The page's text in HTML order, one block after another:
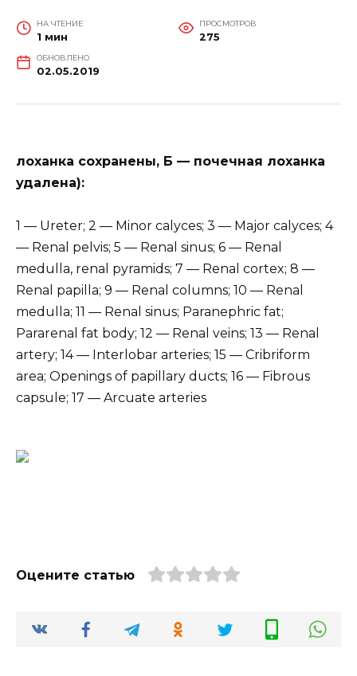
НА ЧТЕНИЕ
1 мин
ПРОСМОТРОВ
275
ОБНОВЛЕНО
02.05.2019
лоханка сохранены, Б — почечная лоханка
удалена):
1 — Ureter; 2 — Minor calyces; 3 — Major calyces; 4
— Renal pelvis; 5 — Renal sinus; 6 — Renal
medulla, renal pyramids; 7 — Renal cortex; 8 —
Renal papilla; 9 — Renal columns; 10 — Renal
medulla; 11 — Renal sinus; Paranephric fat;
Pararenal fat body; 12 — Renal veins; 13 — Renal
artery; 14 — Interlobar arteries; 15 — Cribriform
area; Openings of papillary ducts; 16 — Fibrous
capsule; 17 — Arcuate arteries
Оцените статью